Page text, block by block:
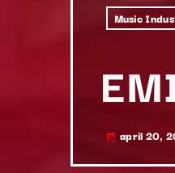
Music
today april 20,